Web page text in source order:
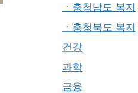
ㆍ충청남도 복지
ㆍ충청북도 복지
건강
과학
금융